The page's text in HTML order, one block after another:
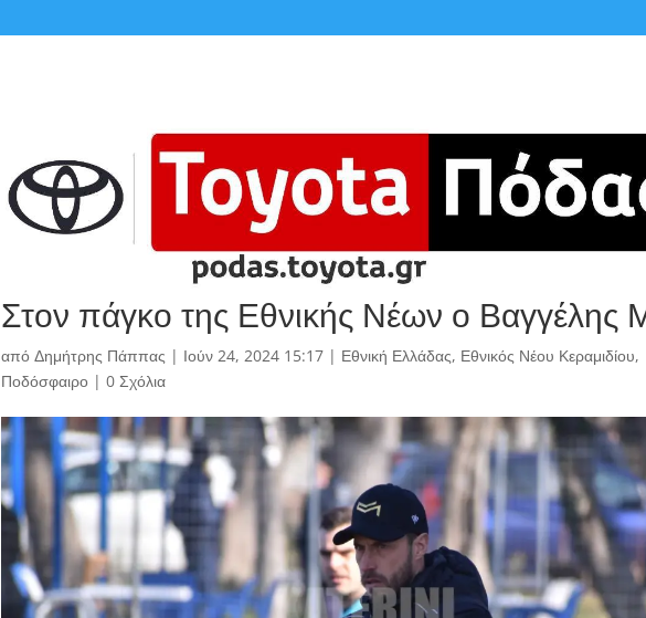
Στον πάγκο της Εθνικής Νέων ο Βαγγέλης
από Δημήτρης Πάππας | Ιούν 24, 2024 15:17| Εθνική Ελλάδας, Εθνικός Νέου Κεραμιδίου,
Ποδόσφαιρο| 0 Σχόλια